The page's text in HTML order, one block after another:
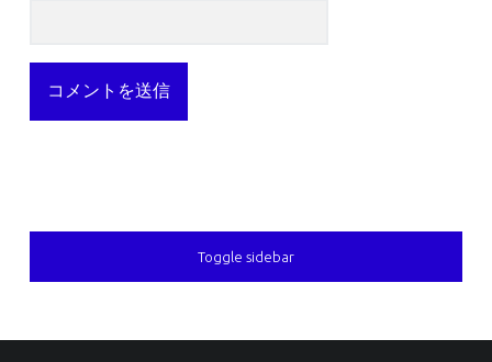
SIDEBAR
Toggle sidebar